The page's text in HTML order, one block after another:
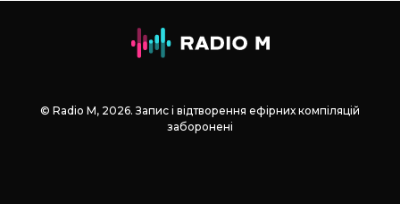
© Radio М, 2026. Запис і відтворення ефірних компіляцій
заборонені